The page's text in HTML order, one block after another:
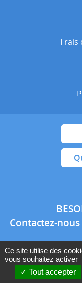
Frais
Contactez-
Conditions
Ce site utilise des
vous souhaitez activer
Tout accepter